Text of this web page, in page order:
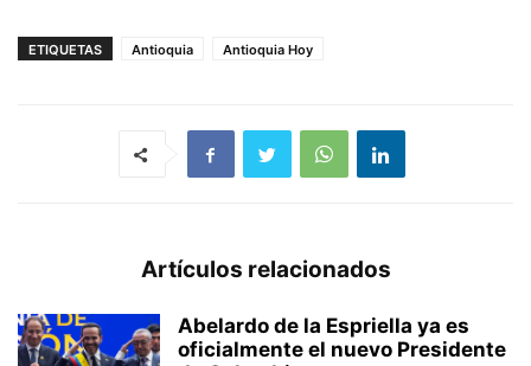
ETIQUETAS Antioquia Antioquia Hoy
Artículos relacionados
Abelardo de la Espriella ya es
oficialmente el nuevo Presidente